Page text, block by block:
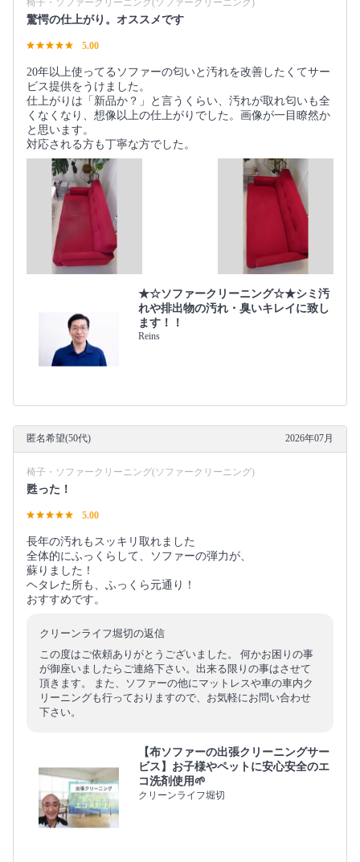
驚愕の仕上がり。オススメです
5.00
20年以上使ってるソファーの匂いと汚れを改善したくてサー
ビス提供をうけました。
仕上がりは「新品か？」と言うくらい、汚れが取れ匂いも全
くなくなり、想像以上の仕上がりでした。画像が一目瞭然か
と思います。
対応される方も丁寧な方でした。
★☆ソファークリーニング☆★シミ汚
れや排出物の汚れ・臭いキレイに致し
ます！！
Reins
匿名希望(50代) 2026年07月
椅子・ソファークリーニング(ソファークリーニング)
甦った！
5.00
長年の汚れもスッキリ取れました
全体的にふっくらして、ソファーの弾力が、
蘇りました！
ヘタレた所も、ふっくら元通り！
おすすめです。
クリーンライフ堀切の返信
この度はご依頼ありがとうございました。 何かお困りの事
が御座いましたらご連絡下さい。出来る限りの事はさせて
頂きます。 また、ソファーの他にマットレスや車の車内ク
リーニングも行っておりますので、お気軽にお問い合わせ
下さい。
【布ソファーの出張クリーニングサー
ビス】お子様やペットに安心安全のエ
コ洗剤使用🌱
クリーンライフ堀切